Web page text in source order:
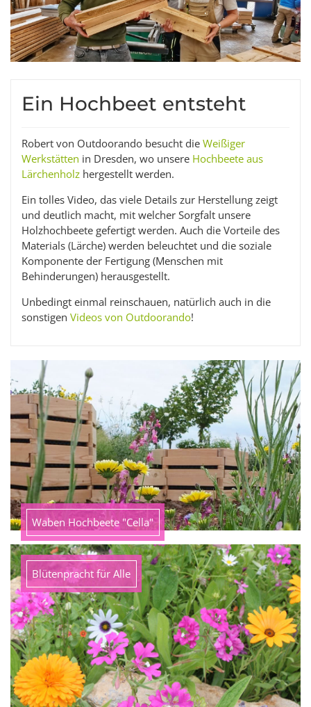
Ein Hochbeet entsteht
Robert von Outdoorando besucht die Weißiger
Werkstätten in Dresden, wo unsere Hochbeete aus
Lärchenholz hergestellt werden.
Ein tolles Video, das viele Details zur Herstellung zeigt
und deutlich macht, mit welcher Sorgfalt unsere
Holzhochbeete gefertigt werden. Auch die Vorteile des
Materials (Lärche) werden beleuchtet und die soziale
Komponente der Fertigung (Menschen mit
Behinderungen) herausgestellt.
Unbedingt einmal reinschauen, natürlich auch in die
sonstigen Videos von Outdoorando!
Waben Hochbeete "Cella"
Blütenpracht für Alle